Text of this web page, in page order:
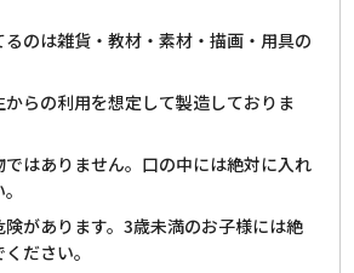
のは雑貨・教材・素材・描画・用具の
らの利用を想定して製造しておりま
はありません。口の中には絶対に入れ
があります。3歳未満のお子様には絶
ださい。